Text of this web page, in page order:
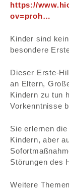
FARS-
KURSE
TEAM
https://
ov=proh…
Kinder sind
besondere
Dieser Erste-
an Eltern,
Kindern zu tun
Vorkenntnisse
Sie erlernen
Kindern, aber
Störungen des
Weitere